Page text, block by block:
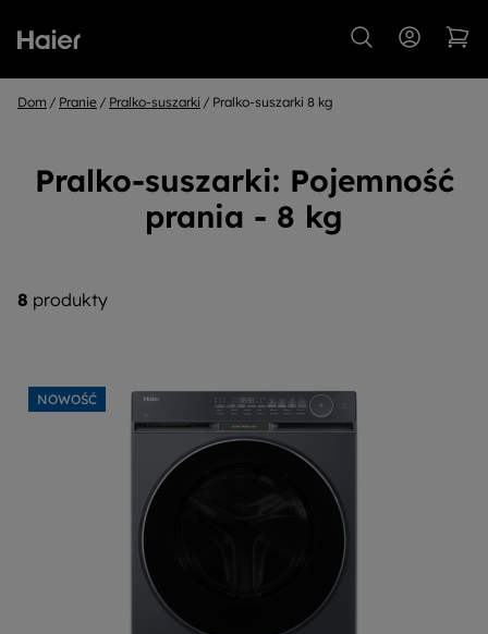
Dom Pranie Pralko-suszarki Pralko-suszarki 8 kg
Pralko-suszarki: Pojemność
prania - 8 kg
8 produkty
NOWOŚĆ